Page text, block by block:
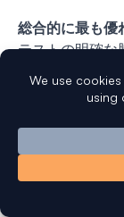
総合的に最も優
テストの明確な
開発者に最適
最適です。サン
できる機能は非